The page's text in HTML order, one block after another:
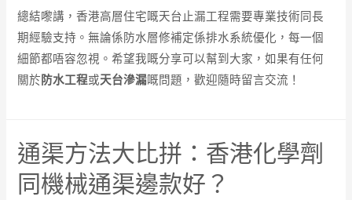
總結嚟講，香港高層住宅嘅天台止漏工程需要專業技術同長
期經驗支持。無論係防水層修補定係排水系統優化，每一個
細節都唔容忽視。希望我嘅分享可以幫到大家，如果有任何
關於防水工程或天台滲漏嘅問題，歡迎隨時留言交流！
通渠方法大比拼：香港化學劑
同機械通渠邊款好？